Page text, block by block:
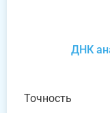
ДНК
Точность